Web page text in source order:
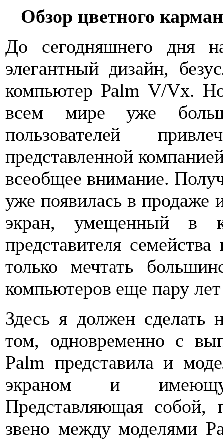
Обзор цветного
До сегодняшнего дня
элегантный дизайн,
компьютер Palm V/Vx.
всем мире уже
пользователей
представленной
всеобщее внимание.
уже появилась в продаже
экран, умещенный в
представителя
только мечтать
компьютеров еще пару лет
Здесь я должен сделать
том, одновременно с
Palm представила и
экраном и
Представляющая
звено между моделями